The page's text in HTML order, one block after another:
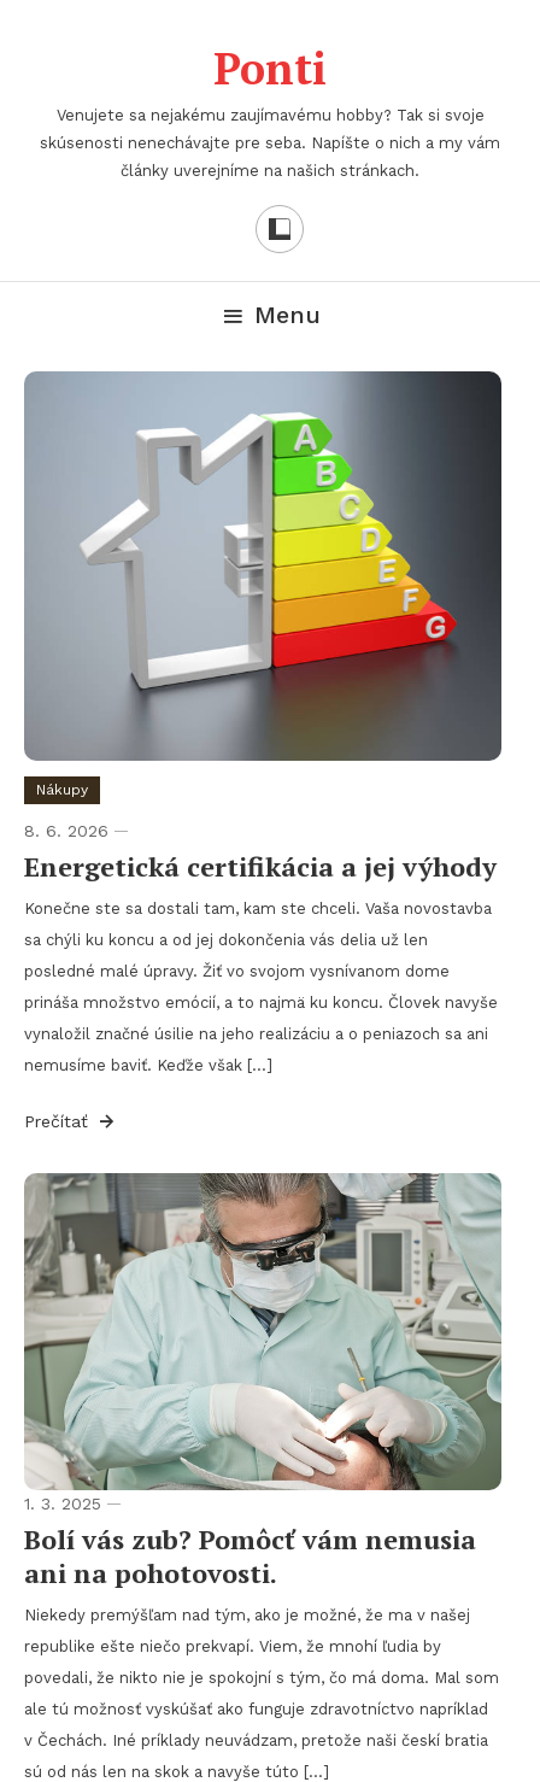
Ponti
Venujete sa nejakému zaujímavému hobby? Tak si svoje
skúsenosti nenechávajte pre seba. Napíšte o nich a my vám
články uverejníme na našich stránkach.
Menu
Nákupy
8. 6. 2026
Energetická certifikácia a jej výhody
Konečne ste sa dostali tam, kam ste chceli. Vaša novostavba
sa chýli ku koncu a od jej dokončenia vás delia už len
posledné malé úpravy. Žiť vo svojom vysnívanom dome
prináša množstvo emócií, a to najmä ku koncu. Človek navyše
vynaložil značné úsilie na jeho realizáciu a o peniazoch sa ani
nemusíme baviť. Keďže však […]
Prečítať
1. 3. 2025
Bolí vás zub? Pomôcť vám nemusia
ani na pohotovosti.
Niekedy premýšľam nad tým, ako je možné, že ma v našej
republike ešte niečo prekvapí. Viem, že mnohí ľudia by
povedali, že nikto nie je spokojní s tým, čo má doma. Mal som
ale tú možnosť vyskúšať ako funguje zdravotníctvo napríklad
v Čechách. Iné príklady neuvádzam, pretože naši českí bratia
sú od nás len na skok a navyše túto […]